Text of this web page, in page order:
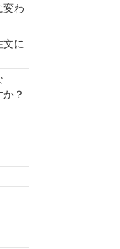
変わ
に
？